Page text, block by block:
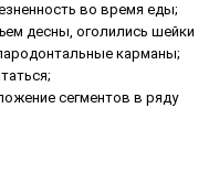
во время еды;
десны, оголились шейки
карманы;
сегментов в ряду